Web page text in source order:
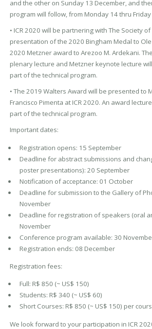
and the other on Sunday 13 December, and
program will follow, from Monday 14 thru Friday
• ICR 2020 will be partnering with The Society
presentation of the 2020 Bingham Medal to
2020 Metzner award to Arezoo M. Ardekani.
plenary lecture and Metzner keynote lecture
part of the technical program.
• The 2019 Walters Award will be presented to
Francisco Pimenta at ICR 2020. An award
part of the technical program.
Important dates:
Registration opens: 15 September
Deadline for abstract submissions and
poster presentations): 20 September
Notification of acceptance: 01 October
Deadline for submission to the Gallery of
November
Deadline for registration of speakers (oral
November
Conference program available: 30
Registration ends: 08 December
Registration fees:
Full: R$ 850 (~ US$ 150)
Students: R$ 340 (~ US$ 60)
Short Courses: R$ 850 (~ US$ 150) per
We look forward to your participation in ICR